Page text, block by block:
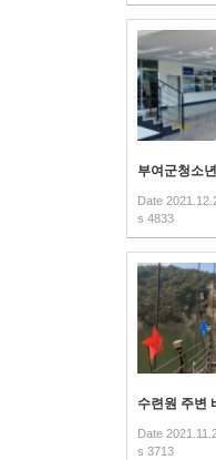
부여군청소
Date
s 4833
수련원 주변
Date
s 3713